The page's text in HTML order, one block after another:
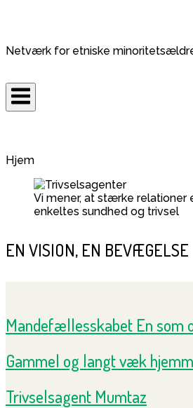
Netværk for etniske
Hjem
Vi mener, at stærke relationer
enkeltes sundhed og trivsel
EN VISION, EN BEVÆGELSE
Mandefællesskabet En som
Gammel og langt væk
Trivselsagent Mumtaz